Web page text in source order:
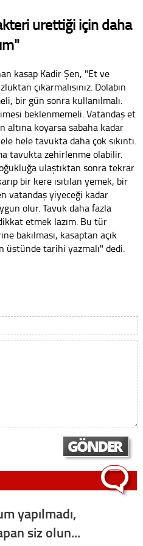
ürettiği için daha
kasap Kadir Şen, "Et ve
çıkarmalısınız. Dolabın
bir gün sonra kullanılmalı.
beklenmemeli. Vatandaş et
altına koyarsa sabaha kadar
hele tavukta daha çok sıkıntı.
tavukta zehirlenme olabilir.
ulaştıktan sonra tekrar
bir kere ısıtılan yemek, bir
vatandaş yiyeceği kadar
olur. Tavuk daha fazla
etmek lazım. Bu tür
bakılması, kasaptan açık
üstünde tarihi yazmalı" dedi.
yapılmadı,
siz olun...